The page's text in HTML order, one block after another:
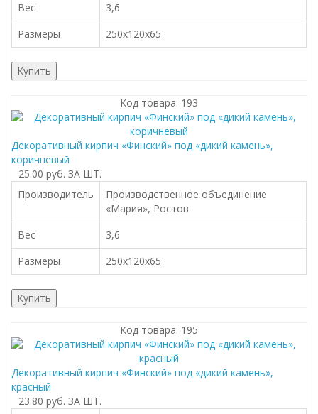
Вес
3,6
Размеры
250x120x65
Купить
Код товара: 193
Декоративный кирпич «Финский» под «дикий камень»,
коричневый
25.00 руб. ЗА ШТ.
Производитель
Производственное объединение
«Мария», Ростов
Вес
3,6
Размеры
250x120x65
Купить
Код товара: 195
Декоративный кирпич «Финский» под «дикий камень»,
красный
23.80 руб. ЗА ШТ.